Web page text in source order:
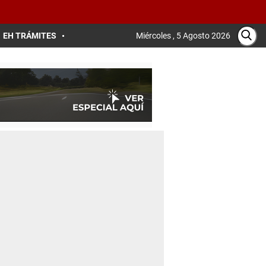
EH TRÁMITES Miércoles , 5 Agosto 2026